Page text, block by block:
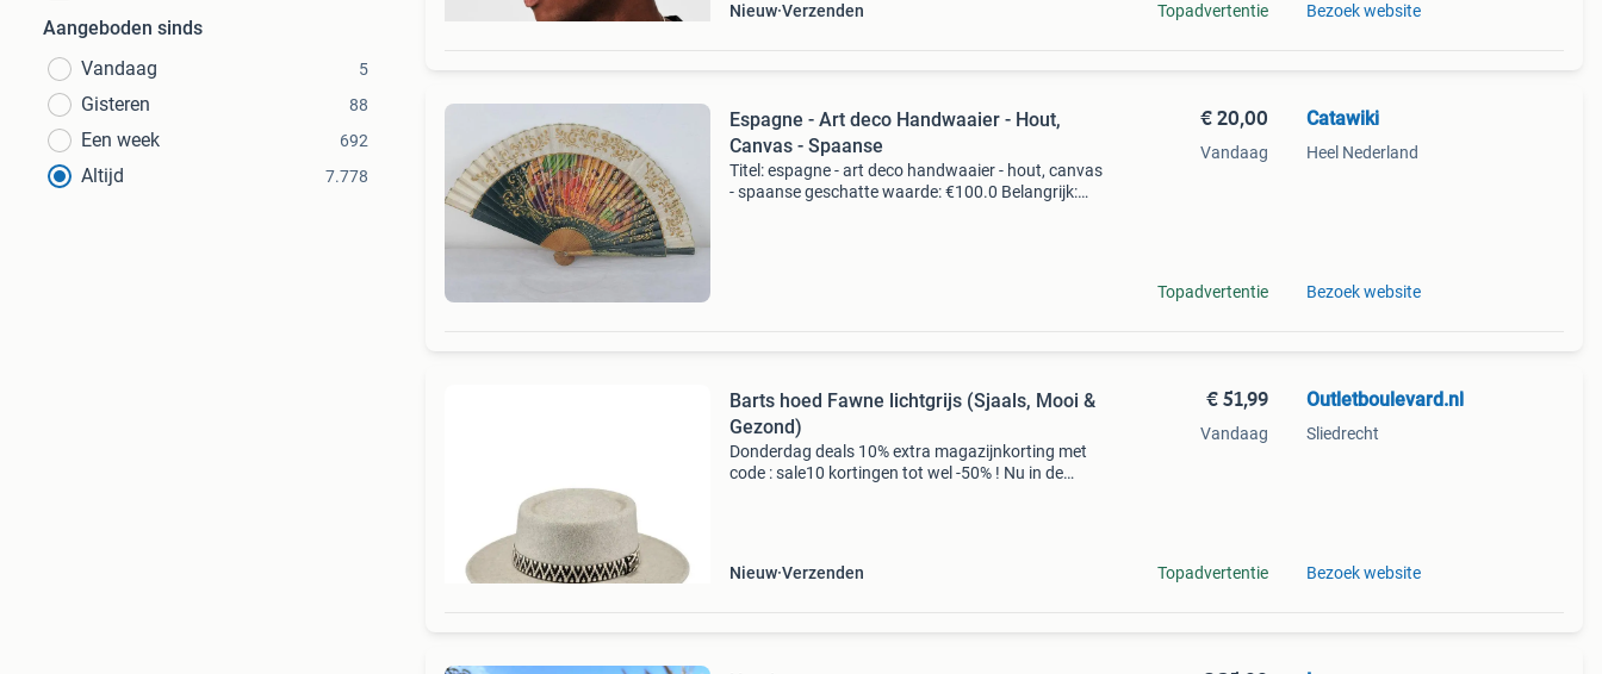
Aangeboden sinds
Vandaag
5
Gisteren 88
Een week 692
Altijd 7.778
Nieuw Verzenden Topadvertentie Bezoek website
Espagne - Art deco Handwaaier - Hout,
Canvas - Spaanse
Titel: espagne - art deco handwaaier - hout, canvas
- spaanse geschatte waarde: €100.0 Belangrijk:
€ 20,00
Vandaag
Topadvertentie
Catawiki
Heel Nederland
Bezoek website
Barts hoed Fawne lichtgrijs (Sjaals, Mooi &
Gezond)
Donderdag deals 10% extra magazijnkorting met
code : sale10 kortingen tot wel -50% ! Nu in de
Nieuw Verzenden
€ 51,99
Vandaag
Topadvertentie
Outletboulevard.nl
Sliedrecht
Bezoek website